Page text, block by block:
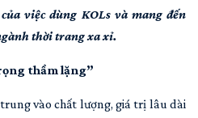
việc dùng KOLs và mang đến
thời trang xa xỉ.
thầm lặng”
vào chất lượng, giá trị lâu dài